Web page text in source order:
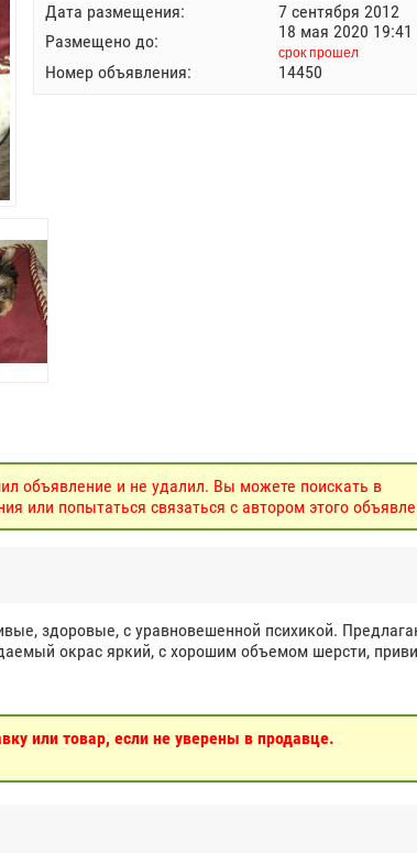
Дата размещения:
7 сентября 2012
Размещено до:
18 мая 2020 19:41
срок прошел
Номер объявления: 14450
объявление и не удалил. Вы можете поискать в
или попытаться связаться с автором этого
здоровые, с уравновешенной психикой.
окрас яркий, с хорошим объемом шерсти,
или товар, если не уверены в продавце.